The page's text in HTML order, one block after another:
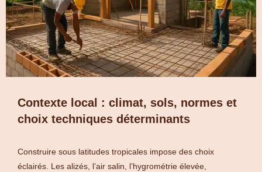
Contexte local : climat, sols, normes et
choix techniques déterminants
Construire sous latitudes tropicales impose des choix
éclairés. Les alizés, l’air salin, l’hygrométrie élevée,